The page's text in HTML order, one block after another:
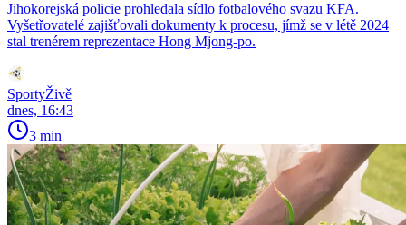
Jihokorejská policie prohledala sídlo fotbalového svazu KFA.
Vyšetřovatelé zajišťovali dokumenty k procesu, jímž se v létě 2024
stal trenérem reprezentace Hong Mjong-po.
SportyŽivě
dnes, 16:43
3 min